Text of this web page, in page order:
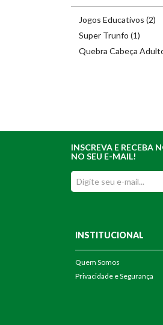
Jogos Educativos (2)
Super Trunfo (1)
Quebra Cabeça
INSCREVA E RECEBA
NO SEU E-MAIL!
INSTITUCIONAL
Quem Somos
Privacidade e Segurança